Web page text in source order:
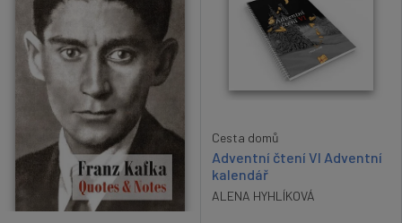
Cesta domů
Adventní čtení VI Adventní
kalendář
ALENA HYHLÍKOVÁ